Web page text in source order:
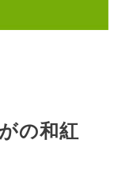
の和紅